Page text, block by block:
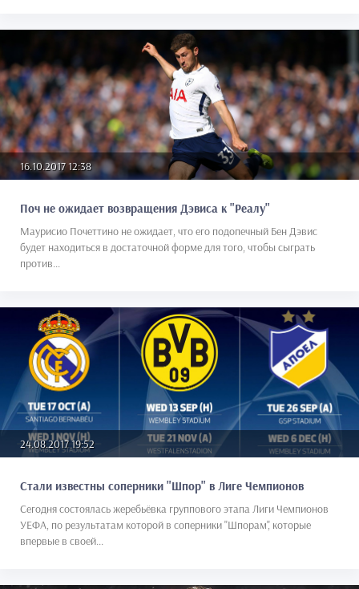
16.10.2017 12:38
Поч не ожидает возвращения Дэвиса к "Реалу"
Маурисио Почеттино не ожидает, что его подопечный Бен Дэвис
будет находиться в достаточной форме для того, чтобы сыграть
против...
24.08.2017 19:52
Стали известны соперники "Шпор" в Лиге Чемпионов
Сегодня состоялась жеребьёвка группового этапа Лиги Чемпионов
УЕФА, по результатам которой в соперники "Шпорам", которые
впервые в своей...